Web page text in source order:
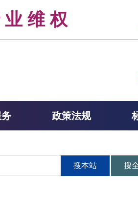
维 权 服
政策法规
搜本站 搜